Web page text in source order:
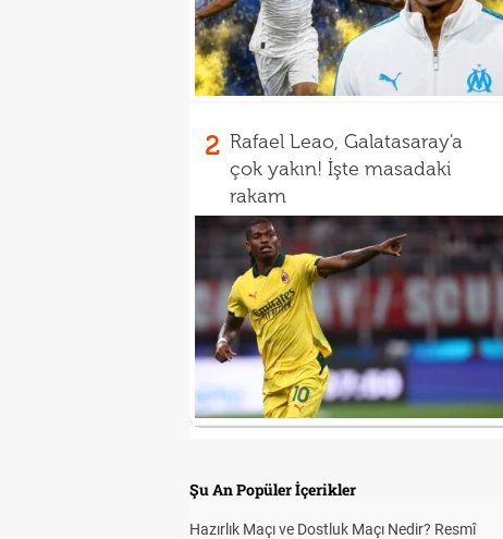
2 Rafael Leao, Galatasaray'a
çok yakın! İşte masadaki
rakam
Şu An Popüler İçerikler
Hazırlık Maçı ve Dostluk Maçı Nedir? Resmî